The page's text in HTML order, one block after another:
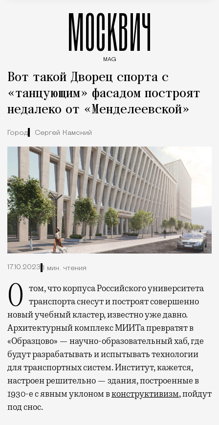
МОСКВИЧ
MAG
Вот такой Дворец спорта с
«танцующим» фасадом построят
недалеко от «Менделеевской»
Город Сергей Камский
17.10.2023 1 мин. чтения
О том, что корпуса Российского университета транспорта снесут и построят совершенно
новый учебный кластер, известно уже давно.
Архитектурный комплекс МИИТа превратят в
«Образцово» — научно-образовательный хаб, где
будут разрабатывать и испытывать технологии
для транспортных систем. Институт, кажется,
настроен решительно — здания, построенные в
1930-е с явным уклоном вконструктивизм, пойдут
под снос.